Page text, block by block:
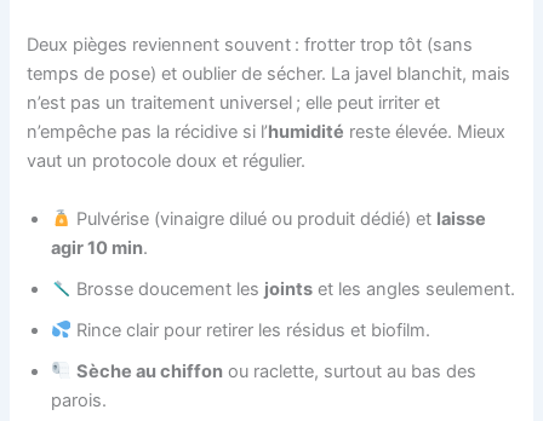
Deux pièges reviennent souvent : frotter trop tôt (sans
temps de pose) et oublier de sécher. La javel blanchit, mais
n’est pas un traitement universel ; elle peut irriter et
n’empêche pas la récidive si l’humidité reste élevée. Mieux
vaut un protocole doux et régulier.
Pulvérise (vinaigre dilué ou produit dédié) et laisse
agir 10 min.
Brosse doucement les joints et les angles seulement.
Rince clair pour retirer les résidus et biofilm.
Sèche au chiffon ou raclette, surtout au bas des
parois.